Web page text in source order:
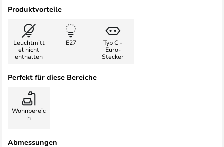
Produktvorteile
Leuchtmitt
el nicht
enthalten
E27
Typ C -
Euro-
Stecker
Perfekt für diese Bereiche
Wohnbereic
h
Abmessungen